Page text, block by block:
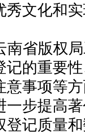
秀文化和
南省版权
记的重要
意事项等
一步提高
登记质量